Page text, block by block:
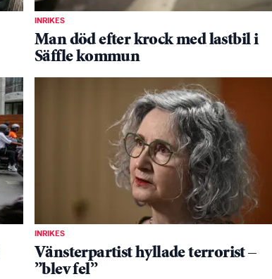
INRIKES
Man död efter krock med lastbil i
Säffle kommun
INRIKES
Vänsterpartist hyllade terrorist –
”blev fel”